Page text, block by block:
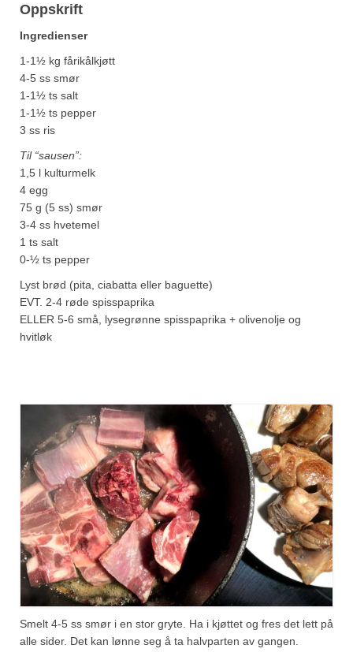
Oppskrift
Ingredienser
1-1½ kg fårikålkjøtt
4-5 ss smør
1-1½ ts salt
1-1½ ts pepper
3 ss ris
Til “sausen”:
1,5 l kulturmelk
4 egg
75 g (5 ss) smør
3-4 ss hvetemel
1 ts salt
0-½ ts pepper
Lyst brød (pita, ciabatta eller baguette)
EVT. 2-4 røde spisspaprika
ELLER 5-6 små, lysegrønne spisspaprika + olivenolje og
hvitløk
Smelt 4-5 ss smør i en stor gryte. Ha i kjøttet og fres det lett på
alle sider. Det kan lønne seg å ta halvparten av gangen.